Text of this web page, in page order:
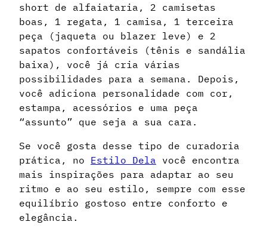
short de alfaiataria, 2 camisetas
boas, 1 regata, 1 camisa, 1 terceira
peça (jaqueta ou blazer leve) e 2
sapatos confortáveis (tênis e sandália
baixa), você já cria várias
possibilidades para a semana. Depois,
você adiciona personalidade com cor,
estampa, acessórios e uma peça
“assunto” que seja a sua cara.
Se você gosta desse tipo de curadoria
prática, no Estilo Dela você encontra
mais inspirações para adaptar ao seu
ritmo e ao seu estilo, sempre com esse
equilíbrio gostoso entre conforto e
elegância.